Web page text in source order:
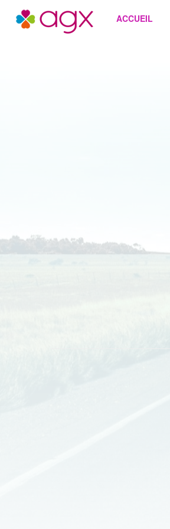
Site AGX ACCUEIL